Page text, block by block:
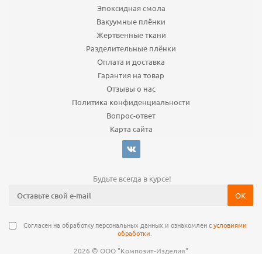
Эпоксидная смола
Вакуумные плёнки
Жертвенные ткани
Разделительные плёнки
Оплата и доставка
Гарантия на товар
Отзывы о нас
Политика конфиденциальности
Вопрос-ответ
Карта сайта
Будьте всегда в курсе!
Согласен на обработку персональных данных и ознакомлен сусловиями
обработки
2026 © ООО "Композит-Изделия"